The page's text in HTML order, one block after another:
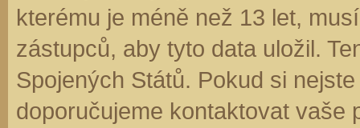
kterému je méně než 13 let,
zástupců, aby tyto data uložil.
Spojených Států. Pokud si
doporučujeme kontaktovat vaše